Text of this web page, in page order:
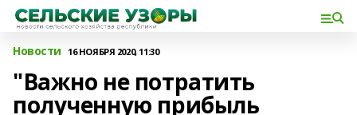
Новости 16 НОЯБРЯ 2020, 11:30
"Важно не потратить
полученную прибыль